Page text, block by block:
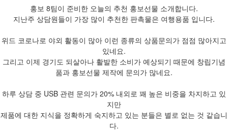
홍보 8팀이 준비한 오늘의 추천 홍보선물 소개합니다.
지난주 상담원들이 가장 많이 추천한 판촉물은 여행용품 입니다.
위드 코로나로 야외 활동이 많아 이런 종류의 상품문의가 점점 많아지고
있네요.
그리고 이제 경기도 되살아나 활발한 소비가 예상되기 때문에 창립기념
품과 홍보선물 제작에 문의가 많네요.
하루 상담 중 USB 관련 문의가 20% 내외로 꽤 높은 비중을 차지하고 있
지만
제품에 대한 지식을 정확하게 숙지하고 있는 분들은 별로 없는 것 같습니
다.